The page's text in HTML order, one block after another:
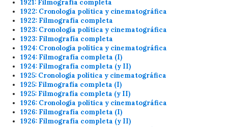
1921: Filmografía completa
1922: Cronología política y cinematográfica
1922: Filmografía completa
1923: Cronología política y cinematográfica
1923: Filmografía completa
1924: Cronología política y cinematográfica
1924: Filmografía completa (I)
1924: Filmografía completa (y II)
1925: Cronología política y cinematográfica
1925: Filmografía completa (I)
1925: Filmografía completa (y II)
1926: Cronología política y cinematográfica
1926: Filmografía completa (I)
1926: Filmografía completa (y II)